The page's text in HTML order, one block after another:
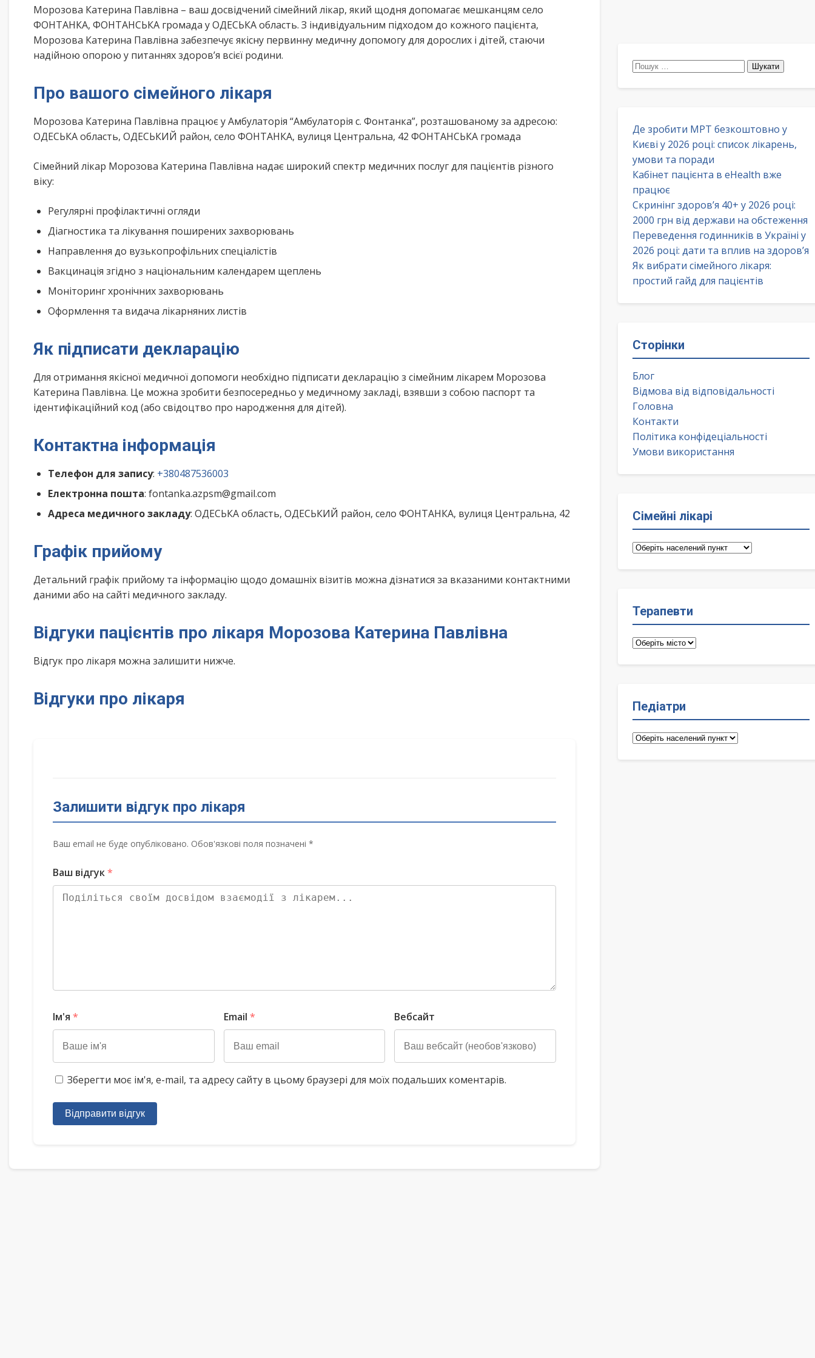
Морозова Катерина Павлівна – ваш досвідчений сімейний лікар, який щодня допомагає мешканцям село
ФОНТАНКА, ФОНТАНСЬКА громада у ОДЕСЬКА область. З індивідуальним підходом до кожного пацієнта,
Морозова Катерина Павлівна забезпечує якісну первинну медичну допомогу для дорослих і дітей, стаючи
надійною опорою у питаннях здоров’я всієї родини.
Про вашого сімейного лікаря
Морозова Катерина Павлівна працює у Амбулаторія “Амбулаторія с. Фонтанка”, розташованому за адресою:
ОДЕСЬКА область, ОДЕСЬКИЙ район, село ФОНТАНКА, вулиця Центральна, 42 ФОНТАНСЬКА громада
Сімейний лікар Морозова Катерина Павлівна надає широкий спектр медичних послуг для пацієнтів різного
віку:
Регулярні профілактичні огляди
Діагностика та лікування поширених захворювань
Направлення до вузькопрофільних спеціалістів
Вакцинація згідно з національним календарем щеплень
Моніторинг хронічних захворювань
Оформлення та видача лікарняних листів
Як підписати декларацію
Для отримання якісної медичної допомоги необхідно підписати декларацію з сімейним лікарем Морозова
Катерина Павлівна. Це можна зробити безпосередньо у медичному закладі, взявши з собою паспорт та
ідентифікаційний код (або свідоцтво про народження для дітей).
Контактна інформація
Телефон для запису: +380487536003
Електронна пошта: fontanka.azpsm@gmail.com
Адреса медичного закладу: ОДЕСЬКА область, ОДЕСЬКИЙ район, село ФОНТАНКА, вулиця Центральна, 42
Графік прийому
Детальний графік прийому та інформацію щодо домашніх візитів можна дізнатися за вказаними контактними
даними або на сайті медичного закладу.
Відгуки пацієнтів про лікаря Морозова Катерина Павлівна
Відгук про лікаря можна залишити нижче.
Відгуки про лікаря
Залишити відгук про лікаря
Ваш email не буде опубліковано. Обов'язкові поля позначені *
Ваш відгук*
Ім'я * Email * Вебсайт
Зберегти моє ім'я, e-mail, та адресу сайту в цьому браузері для моїх подальших коментарів.
Відправити відгук
Пошук:
Де зробити МРТ безкоштовно у
Києві у 2026 році: список лікарень,
умови та поради
Кабінет пацієнта в eHealth вже
працює
Скринінг здоров’я 40+ у 2026 році:
2000 грн від держави на обстеження
Переведення годинників в Україні у
2026 році: дати та вплив на здоров’я
Як вибрати сімейного лікаря:
простий гайд для пацієнтів
Сторінки
Блог
Відмова від відповідальності
Головна
Контакти
Політика конфідеціальності
Умови використання
Сімейні лікарі
Сімейні
Терапевти
Терапевти
Педіатри
Педіатри